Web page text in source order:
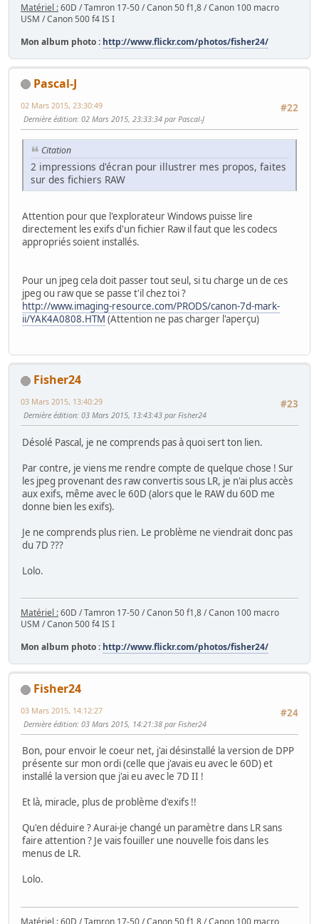
Matériel :60D / Tamron 17-50 / Canon 50 f1,8 / Canon 100 macro
USM / Canon 500 f4 IS I
Mon album photo : http://www.flickr.com/photos/fisher24/
Pascal-J
#22
02 Mars 2015, 23:30:49
Dernière édition: 02 Mars 2015, 23:33:34 par Pascal-J
Citation
2 impressions d'écran pour illustrer mes propos, faites
sur des fichiers RAW
Attention pour que l'explorateur Windows puisse lire
directement les exifs d'un fichier Raw il faut que les codecs
appropriés soient installés.
Pour un jpeg cela doit passer tout seul, si tu charge un de ces
jpeg ou raw que se passe t'il chez toi ?
http://www.imaging-resource.com/PRODS/canon-7d-mark-
ii/YAK4A0808.HTM (Attention ne pas charger l'aperçu)
Fisher24
#23
03 Mars 2015, 13:40:29
Dernière édition: 03 Mars 2015, 13:43:43 par Fisher24
Désolé Pascal, je ne comprends pas à quoi sert ton lien.
Par contre, je viens me rendre compte de quelque chose ! Sur
les jpeg provenant des raw convertis sous LR, je n'ai plus accès
aux exifs, même avec le 60D (alors que le RAW du 60D me
donne bien les exifs).
Je ne comprends plus rien. Le problème ne viendrait donc pas
du 7D ???
Lolo.
Matériel :60D / Tamron 17-50 / Canon 50 f1,8 / Canon 100 macro
USM / Canon 500 f4 IS I
Mon album photo : http://www.flickr.com/photos/fisher24/
Fisher24
#24
03 Mars 2015, 14:12:27
Dernière édition: 03 Mars 2015, 14:21:38 par Fisher24
Bon, pour envoir le coeur net, j'ai désinstallé la version de DPP
présente sur mon ordi (celle que j'avais eu avec le 60D) et
installé la version que j'ai eu avec le 7D II !
Et là, miracle, plus de problème d'exifs !!
Qu'en déduire ? Aurai-je changé un paramètre dans LR sans
faire attention ? Je vais fouiller une nouvelle fois dans les
menus de LR.
Lolo.
Matériel :60D / Tamron 17-50 / Canon 50 f1,8 / Canon 100 macro